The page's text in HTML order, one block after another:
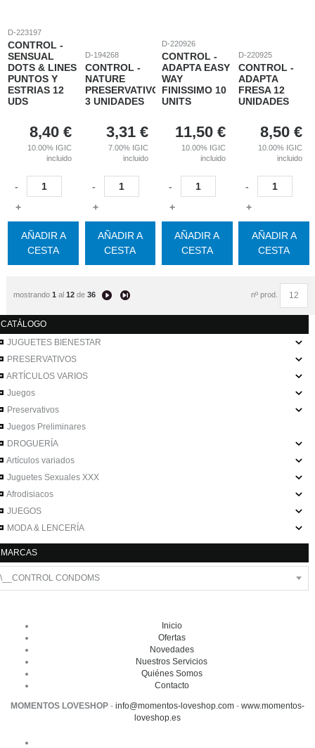
D-223197
CONTROL -
SENSUAL
DOTS & LINES
PUNTOS Y
ESTRIAS 12
UDS
8,40 €
10.00% IGIC
incluido
-
+
AÑADIR A
CESTA
D-194268
CONTROL -
NATURE
PRESERVATIVOS
3 UNIDADES
3,31 €
7.00% IGIC
incluido
-
+
AÑADIR A
CESTA
D-220926
CONTROL -
ADAPTA EASY
WAY
FINISSIMO 10
UNITS
11,50 €
10.00% IGIC
incluido
-
+
AÑADIR A
CESTA
D-220925
CONTROL -
ADAPTA
FRESA 12
UNIDADES
8,50 €
10.00% IGIC
incluido
-
+
AÑADIR A
CESTA
mostrando 1 al 12de 36 nº prod.
CATÁLOGO
JUGUETES BIENESTAR
PRESERVATIVOS
ARTÍCULOS VARIOS
Juegos
Preservativos
Juegos Preliminares
DROGUERÍA
Artículos variados
Juguetes Sexuales XXX
Afrodisiacos
JUEGOS
MODA & LENCERÍA
MARCAS
Inicio
Ofertas
Novedades
Nuestros Servicios
Quiénes Somos
Contacto
MOMENTOS LOVESHOP - info@momentos-loveshop.com - www.momentos-
loveshop.es